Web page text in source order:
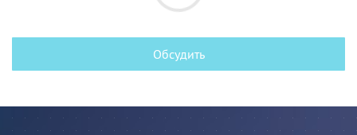
Обсудить